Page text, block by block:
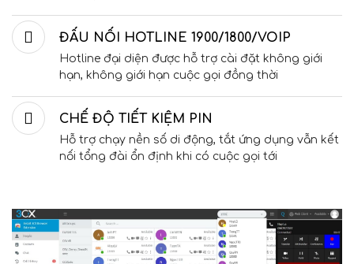
ĐẤU NỐI HOTLINE 1900/1800/VOIP
Hotline đại diện được hỗ trợ cài đặt không giới
hạn, không giới hạn cuộc gọi đồng thời
CHẾ ĐỘ TIẾT KIỆM PIN
Hỗ trợ chạy nền số di động, tắt ứng dụng vẫn kết
nối tổng đài ổn định khi có cuộc gọi tới